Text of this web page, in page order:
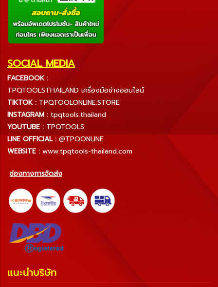
SOCIAL MEDIA
FACEBOOK :
TPQTOOLSTHAILAND เครื่องมือช่างออนไลน์
TIKTOK : TPQTOOLONLINE.STORE
INSTAGRAM : tpqtools.thailand
YOUTUBE : TPQTOOLS
LINE OFFICIAL : @TPQONLINE
WEBSITE : www.tpqtools-thailand.com
ช่องทางการจัดส่ง
แนะนำบริษัท